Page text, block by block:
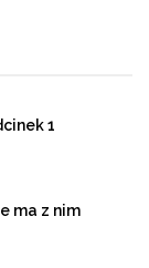
1
ma z nim